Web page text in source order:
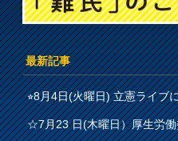
最新記事
⭐︎8月4日(火曜日) 立憲ライブ
☆7月23 日(木曜日）厚生労